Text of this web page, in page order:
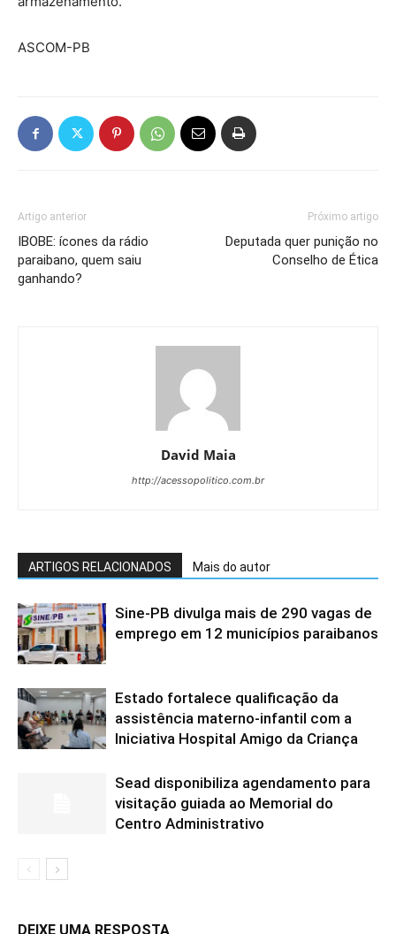
ASCOM-PB
Artigo anterior
IBOBE: ícones da rádio
paraibano, quem saiu
ganhando?
Próximo artigo
Deputada quer punição no
Conselho de Ética
David Maia
http://acessopolitico.com.br
ARTIGOS RELACIONADOS Mais do autor
Sine-PB divulga mais de 290 vagas de
emprego em 12 municípios paraibanos
Estado fortalece qualificação da
assistência materno-infantil com a
Iniciativa Hospital Amigo da Criança
Sead disponibiliza agendamento para
visitação guiada ao Memorial do
Centro Administrativo
DEIXE UMA RESPOSTA